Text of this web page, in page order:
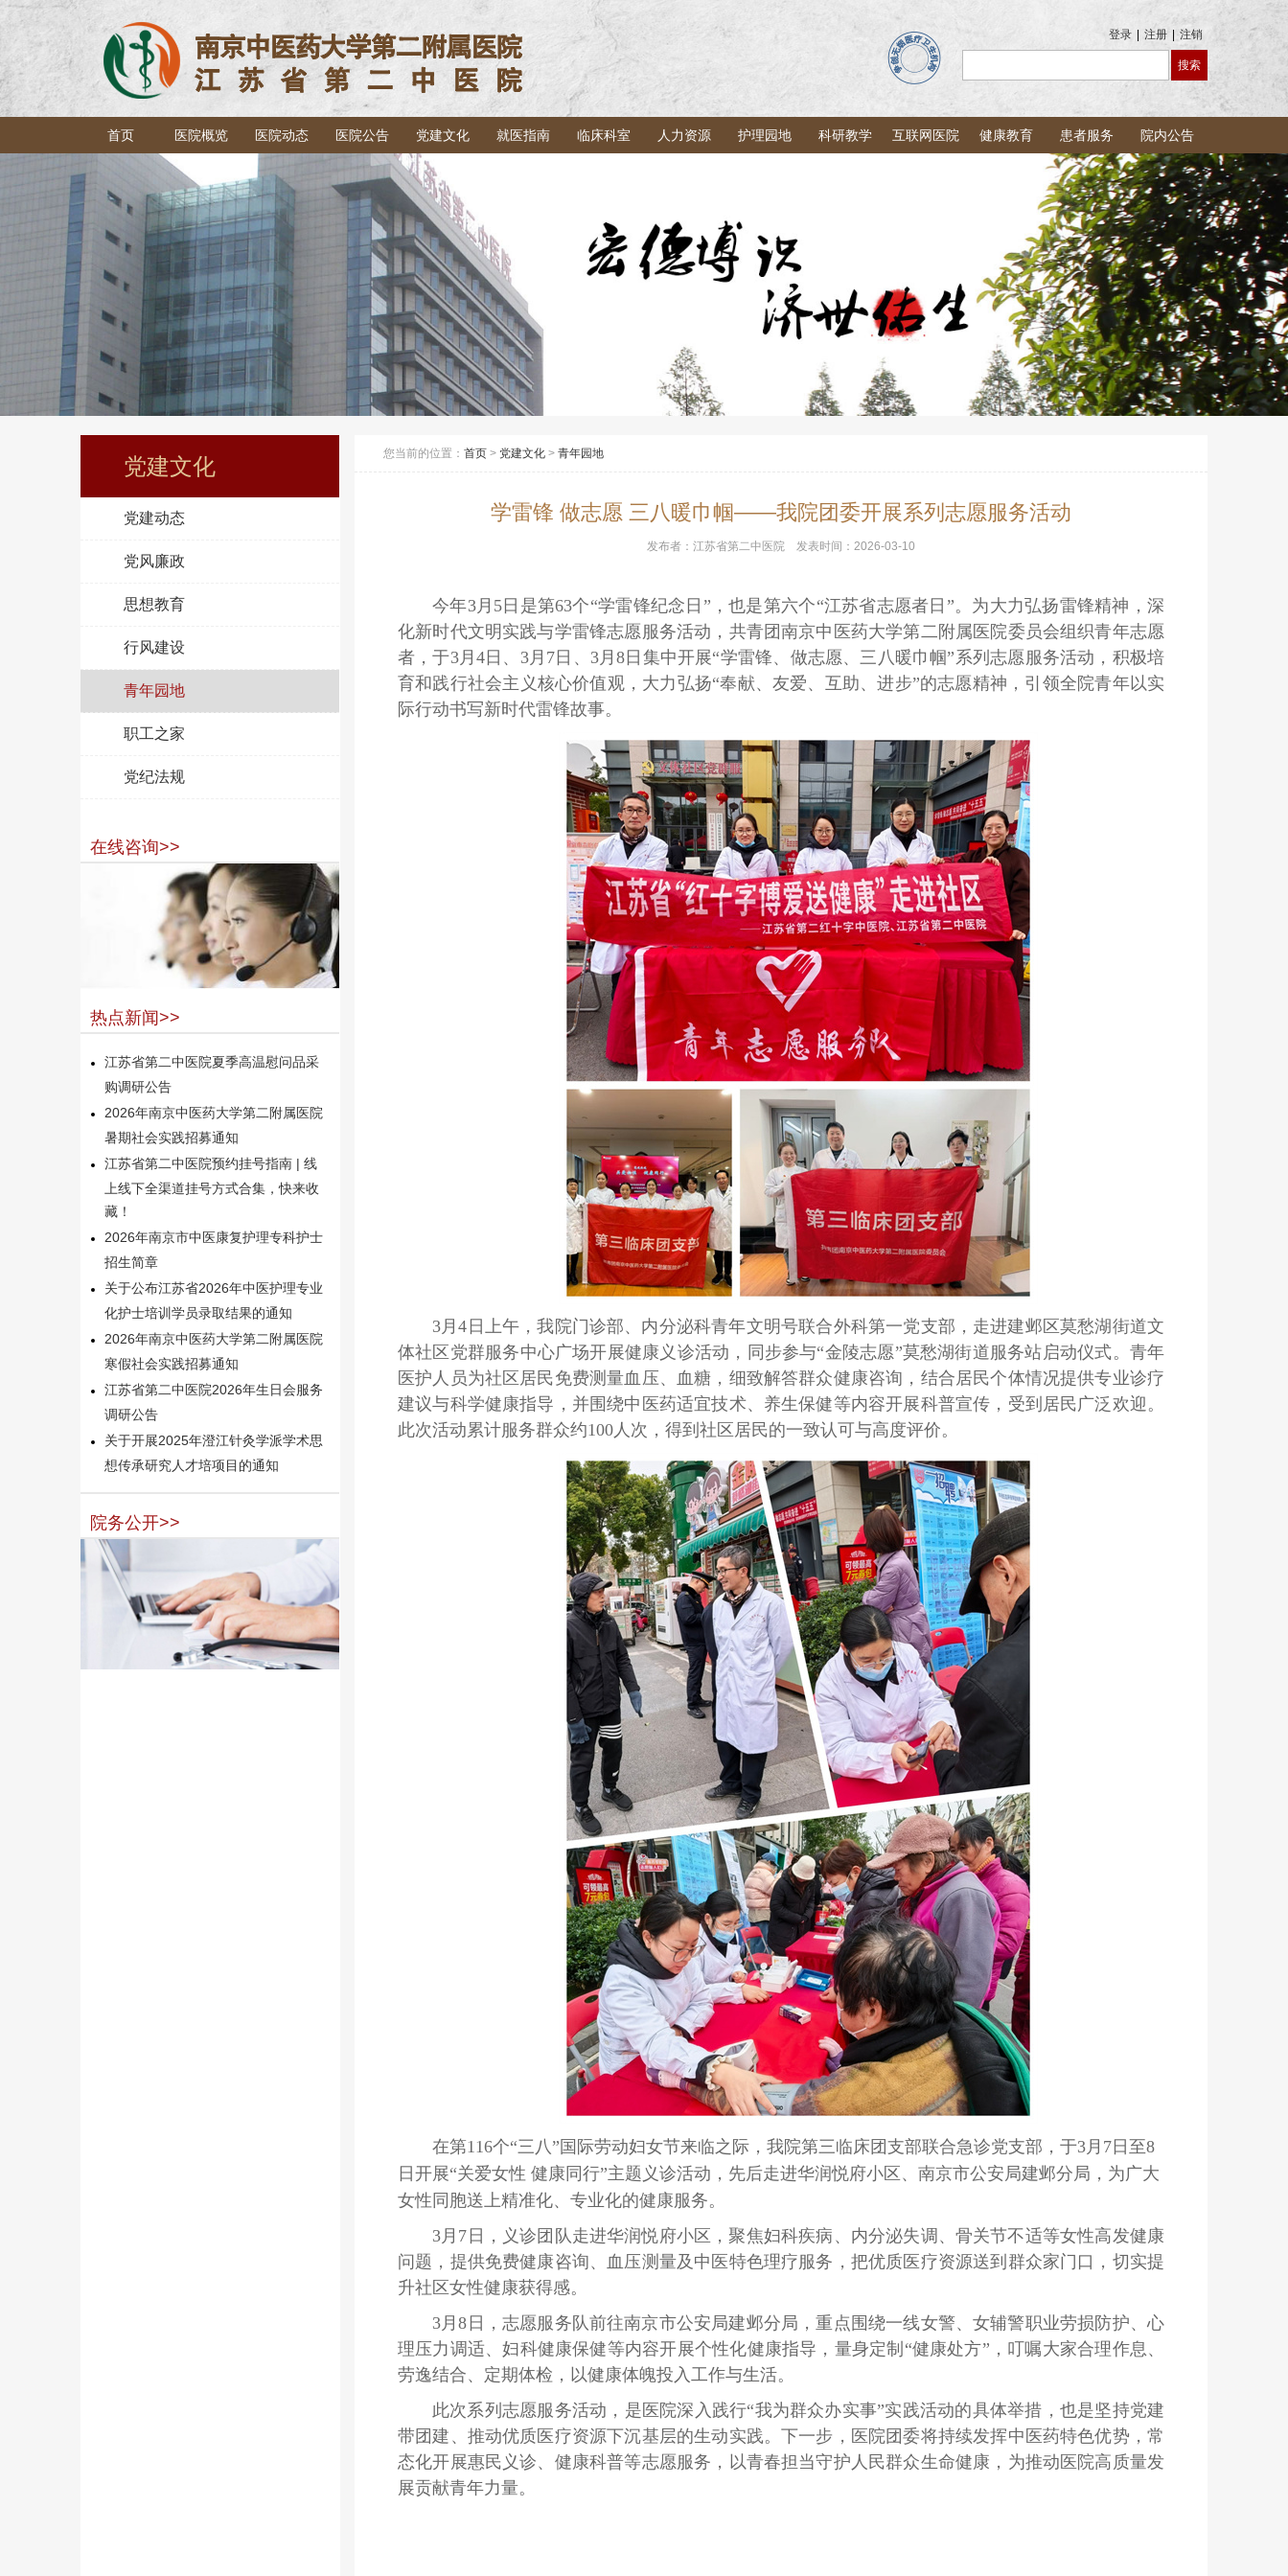
登录 注册 注销
首页 医院概览 医院动态 医院公告 党建文化 就医指南 临床科室 人力资源 护理园地 科研教学 互联网医院 健康教育 患者服务 院内公告
党建文化
党建动态
党风廉政
思想教育
行风建设
青年园地
职工之家
党纪法规
在线咨询>>
热点新闻>>
江苏省第二中医院夏季高温慰问品采
购调研公告
2026年南京中医药大学第二附属医院
暑期社会实践招募通知
江苏省第二中医院预约挂号指南 | 线
上线下全渠道挂号方式合集，快来收
藏！
2026年南京市中医康复护理专科护士
招生简章
关于公布江苏省2026年中医护理专业
化护士培训学员录取结果的通知
2026年南京中医药大学第二附属医院
寒假社会实践招募通知
江苏省第二中医院2026年生日会服务
调研公告
关于开展2025年澄江针灸学派学术思
想传承研究人才培项目的通知
院务公开>>
您当前的位置： 首页 > 党建文化 > 青年园地
学雷锋 做志愿 三八暖巾帼——我院团委开展系列志愿服务活动
发布者： 江苏省第二中医院 发表时间： 2026-03-10
今年3月5日是第63个“学雷锋纪念日”，也是第六个“江苏省志愿者日”。为大力弘扬雷锋精神，深
化新时代文明实践与学雷锋志愿服务活动，共青团南京中医药大学第二附属医院委员会组织青年志愿
者，于3月4日、3月7日、3月8日集中开展“学雷锋、做志愿、三八暖巾帼”系列志愿服务活动，积极培
育和践行社会主义核心价值观，大力弘扬“奉献、友爱、互助、进步”的志愿精神，引领全院青年以实
际行动书写新时代雷锋故事。
3月4日上午，我院门诊部、内分泌科青年文明号联合外科第一党支部，走进建邺区莫愁湖街道文
体社区党群服务中心广场开展健康义诊活动，同步参与“金陵志愿”莫愁湖街道服务站启动仪式。青年
医护人员为社区居民免费测量血压、血糖，细致解答群众健康咨询，结合居民个体情况提供专业诊疗
建议与科学健康指导，并围绕中医药适宜技术、养生保健等内容开展科普宣传，受到居民广泛欢迎。
此次活动累计服务群众约100人次，得到社区居民的一致认可与高度评价。
在第116个“三八”国际劳动妇女节来临之际，我院第三临床团支部联合急诊党支部，于3月7日至8
日开展“关爱女性 健康同行”主题义诊活动，先后走进华润悦府小区、南京市公安局建邺分局，为广大
女性同胞送上精准化、专业化的健康服务。
3月7日，义诊团队走进华润悦府小区 ，聚焦妇科疾病、内分泌失调、骨关节不适等女性高发健康
问题，提供免费健康咨询、血压测量及中医特色理疗服务，把优质医疗资源送到群众家门口，切实提
升社区女性健康获得感。
3月8日，志愿服务队前往南京市公安局建邺分局，重点围绕一线女警、女辅警职业劳损防护、心
理压力调适、妇科健康保健等内容开展个性化健康指导，量身定制“健康处方”，叮嘱大家合理作息、
劳逸结合、定期体检，以健康体魄投入工作与生活。
此次系列志愿服务活动，是医院深入践行“我为群众办实事”实践活动的具体举措，也是坚持党建
带团建、推动优质医疗资源下沉基层的生动实践。下一步，医院团委将持续发挥中医药特色优势，常
态化开展惠民义诊、健康科普等志愿服务，以青春担当守护人民群众生命健康，为推动医院高质量发
展贡献青年力量。